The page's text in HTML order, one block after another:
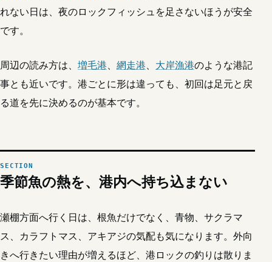
れない日は、夜のロックフィッシュを足さないほうが安全
です。
周辺の読み方は、 増毛港、 網走港、 大岸漁港のような港記
事とも近いです。港ごとに形は違っても、初回は足元と戻
る道を先に決めるのが基本です。
季節魚の熱を、港内へ持ち込まない
瀬棚方面へ行く日は、根魚だけでなく、青物、サクラマ
ス、カラフトマス、アキアジの気配も気になります。外向
きへ行きたい理由が増えるほど、港ロックの釣りは散りま